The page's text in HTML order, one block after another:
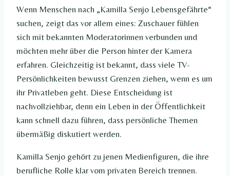
Wenn Menschen nach „Kamilla Senjo Lebensgefährte“
suchen, zeigt das vor allem eines: Zuschauer fühlen
sich mit bekannten Moderatorinnen verbunden und
möchten mehr über die Person hinter der Kamera
erfahren. Gleichzeitig ist bekannt, dass viele TV-
Persönlichkeiten bewusst Grenzen ziehen, wenn es um
ihr Privatleben geht. Diese Entscheidung ist
nachvollziehbar, denn ein Leben in der Öffentlichkeit
kann schnell dazu führen, dass persönliche Themen
übermäßig diskutiert werden.
Kamilla Senjo gehört zu jenen Medienfiguren, die ihre
berufliche Rolle klar vom privaten Bereich trennen.